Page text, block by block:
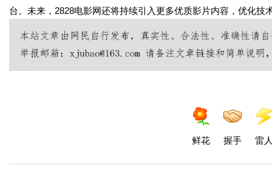
台。未来，2828电影网还将持续引入更多优质影片内容，优化
鲜花 握手 雷